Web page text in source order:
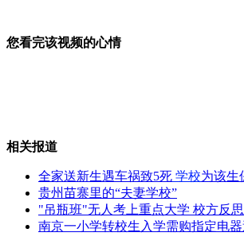
贵州茅台出厂价再涨20%-30%
您看完该视频的心情
相关报道
全家送新生遇车祸致5死 学校为该生
贵州苗寨里的“夫妻学校”
"吊瓶班"无人考上重点大学 校方反思
南京一小学转校生入学需购指定电